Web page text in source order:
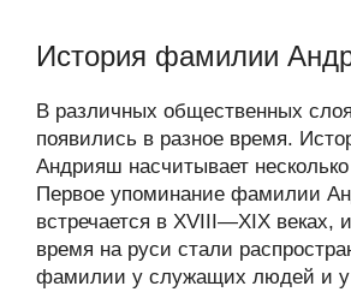
История фамилии
В различных общественных
появились в разное время.
Андрияш насчитывает несколько
Первое упоминание фамилии
встречается в XVIII—XIX веках,
время на руси стали
фамилии у служащих людей и у